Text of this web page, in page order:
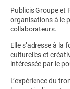
Publicis Groupe et
organisations à le
collaborateurs.
Elle s’adresse à la
culturelles et
intéressée par le
L’expérience du